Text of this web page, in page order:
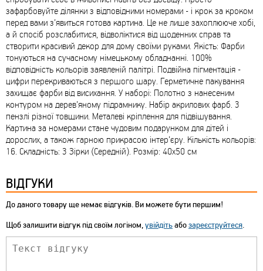
зафарбовуйте ділянки з відповідними номерами - і крок за кроком
перед вами з’явиться готова картина. Це не лише захоплююче хобі,
а й спосіб розслабитися, відволіктися від щоденних справ та
створити красивий декор для дому своїми руками. Якість: Фарби
тонуються на сучасному німецькому обладнанні. 100%
відповідність кольорів заявленій палітрі. Подвійна пігментація -
цифри перекриваються з першого шару. Герметичне пакування
захищає фарби від висихання. У наборі: Полотно з нанесеним
контуром на дерев’яному підрамнику. Набір акрилових фарб. 3
пензлі різної товщини. Металеві кріплення для підвішування.
Картина за номерами стане чудовим подарунком для дітей і
дорослих, а також гарною прикрасою інтер’єру. Кількість кольорів:
16. Складність: 3 Зірки (Середній). Розмір: 40х50 см
ВІДГУКИ
До даного товару ще немає відгуків. Ви можете бути першим!
Щоб залишити відгук під своїм логіном,увійдітьабозареєструйтеся.